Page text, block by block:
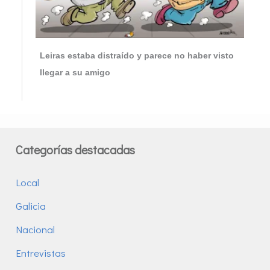
Leiras estaba distraído y parece no haber visto
llegar a su amigo
Categorías destacadas
Local
Galicia
Nacional
Entrevistas